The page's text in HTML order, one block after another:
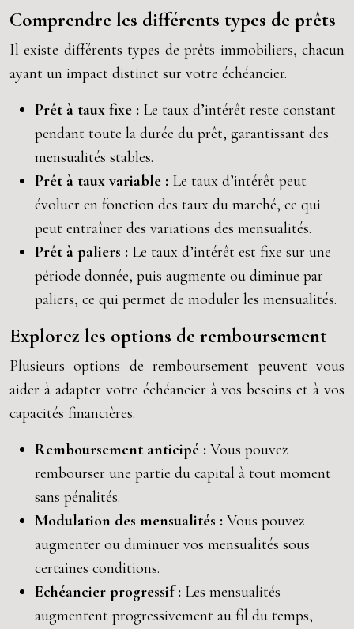
Comprendre les différents types de prêts
Il existe différents types de prêts immobiliers, chacun
ayant un impact distinct sur votre échéancier.
Prêt à taux fixe : Le taux d’intérêt reste constant
pendant toute la durée du prêt, garantissant des
mensualités stables.
Prêt à taux variable : Le taux d’intérêt peut
évoluer en fonction des taux du marché, ce qui
peut entraîner des variations des mensualités.
Prêt à paliers : Le taux d’intérêt est fixe sur une
période donnée, puis augmente ou diminue par
paliers, ce qui permet de moduler les mensualités.
Explorez les options de remboursement
Plusieurs options de remboursement peuvent vous
aider à adapter votre échéancier à vos besoins et à vos
capacités financières.
Remboursement anticipé : Vous pouvez
rembourser une partie du capital à tout moment
sans pénalités.
Modulation des mensualités : Vous pouvez
augmenter ou diminuer vos mensualités sous
certaines conditions.
Echéancier progressif : Les mensualités
augmentent progressivement au fil du temps,